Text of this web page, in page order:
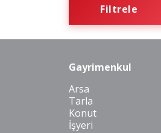
Filtrele
Gayrimenkul
Arsa
Tarla
Konut
İşyeri